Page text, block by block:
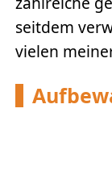
seitdem
vielen